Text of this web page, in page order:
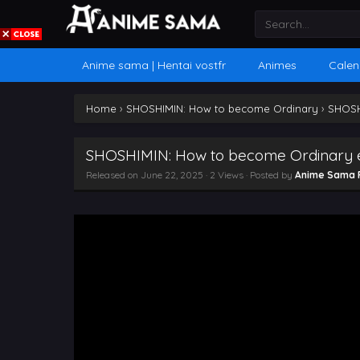
Anime sama | Hentai vostfr Animes
Home › SHOSHIMIN: How to become Ordinary ›
SHOSHIMIN: How to become Ordinary
Released on June 22, 2025 · 2 Views · Posted by Anime Sama